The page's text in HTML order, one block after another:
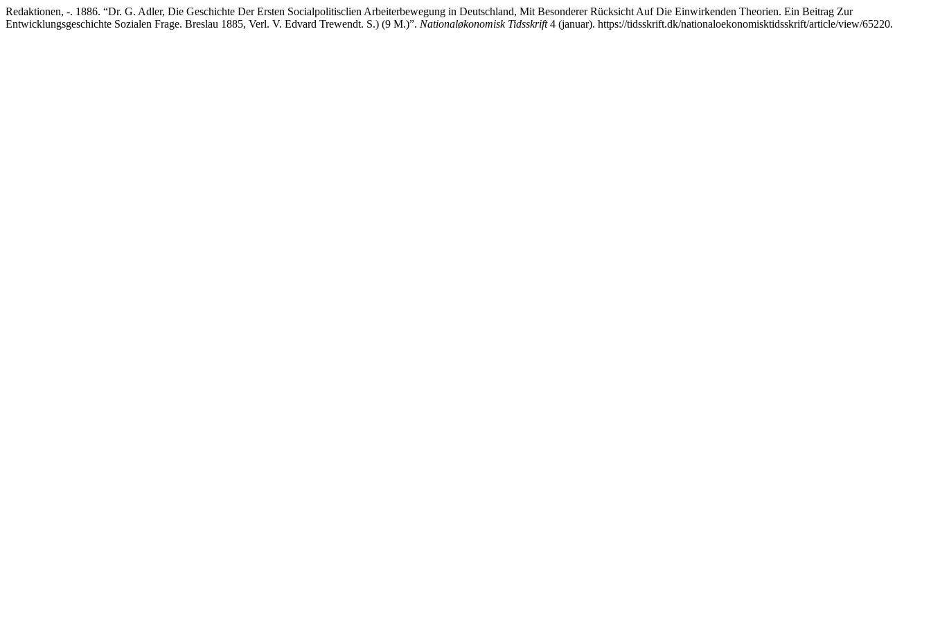
Redaktionen, -. 1886. “Dr. G. Adler, Die Geschichte Der Ersten Socialpolitisclien Arbeiterbewegung in Deutschland, Mit Besonderer Rücksicht Auf Die Einwirkenden Theorien. Ein Beitrag Zur
Entwicklungsgeschichte Sozialen Frage. Breslau 1885, Verl. V. Edvard Trewendt. S.) (9 M.)”. Nationaløkonomisk Tidsskrift4 (januar). https://tidsskrift.dk/nationaloekonomisktidsskrift/article/view/65220.